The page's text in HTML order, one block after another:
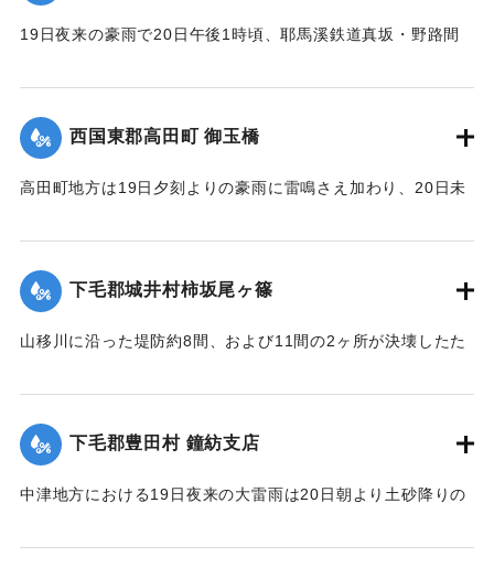
19日夜来の豪雨で20日午後1時頃、耶馬溪鉄道真坂・野路間
結果、ただちに復旧した。
【出典：大分新聞 大正12年6月22日 朝刊7面】
｜固有コード: 00275062
西国東郡高田町 御玉橋
高田町地方は19日夕刻よりの豪雨に雷鳴さえ加わり、20日未
まずについに桂川は近々30分間くらいの間に、1丈4尺以上の
増水を見るにいたり、橋の架設工事で使用中の機械および小
舟が流失したのをはじめとして沿岸に積載ていた石炭、石
【出典：大分新聞 大正12年6月22日 朝刊7面、6月23日朝刊4
面】
｜固有コード:00275063
下毛郡城井村柿坂尾ヶ篠
山移川に沿った堤防約8間、および11間の2ヶ所が決壊したた
になった。
住民所有の木材、セメント（価格約800円）を流失した。
【出典：大分新聞 大正12年6月22日 朝刊4面、朝刊7面】
下毛郡豊田村 鐘紡支店
中津地方における19日夜来の大雷雨は20日朝より土砂降りの
た。これと同時に中津市外豊田村鐘紡支店付近一帯はほとん